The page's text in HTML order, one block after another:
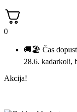
0
🚚🏖️ Čas
28.6. kadarkoli,
Akcija!